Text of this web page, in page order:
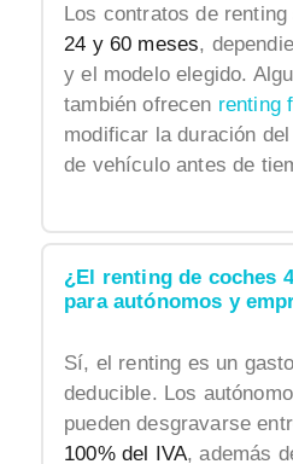
Los contratos de
24 y 60 meses,
y el modelo elegido.
también ofrecen renting
modificar la duración
de vehículo antes de
¿El renting de coches
para autónomos y
Sí, el renting es un
deducible. Los
pueden desgravarse
100% del IVA, además